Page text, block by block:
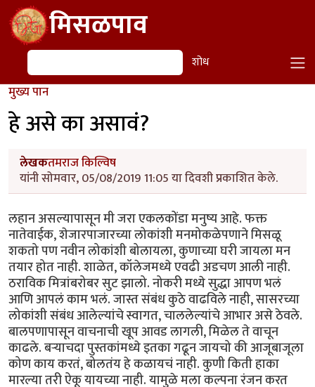
Skip to main contentमिसळपाव
शोध शोध
मुख्य पान
हे असे का असावं?
लेखकतमराज किल्विष
यांनी सोमवार, 05/08/2019 11:05 या दिवशी प्रकाशित केले.
लहान असल्यापासून मी जरा एकलकोंडा मनुष्य आहे. फक्त
नातेवाईक, शेजारपाजारच्या लोकांशी मनमोकळेपणाने मिसळू
शकतो पण नवीन लोकांशी बोलायला, कुणाच्या घरी जायला मन
तयार होत नाही. शाळेत, कॉलेजमध्ये एवढी अडचण आली नाही.
ठराविक मित्रांबरोबर सुट झालो. नोकरी मध्ये सुद्धा आपण भलं
आणि आपलं काम भलं. जास्त संबंध कुठे वाढविले नाही, सासरच्या
लोकांशी संबंध आलेल्यांचे स्वागत, चाललेल्यांचे आभार असे ठेवले.
बालपणापासून वाचनाची खूप आवड लागली, मिळेल ते वाचून
काढले. बऱ्याचदा पुस्तकांमध्ये इतका गढून जायचो की आजूबाजूला
कोण काय करतं, बोलतंय हे कळायचं नाही. कुणी किती हाका
मारल्या तरी ऐकू यायच्या नाही. यामुळे मला कल्पना रंजन करत